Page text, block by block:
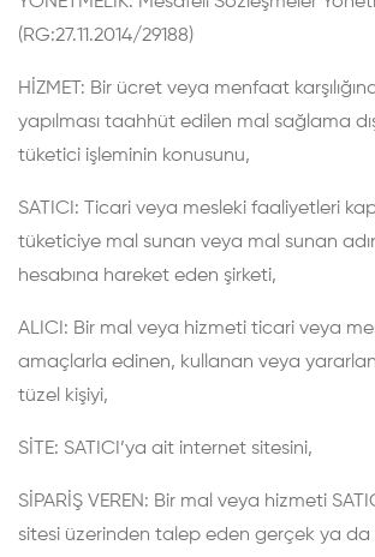
(RG:27.11.2014/29188)
HİZMET: Bir ücret veya menfaat
yapılması taahhüt edilen mal sağlama
tüketici işleminin konusunu,
SATICI: Ticari veya mesleki faaliyetleri
tüketiciye mal sunan veya mal sunan
hesabına hareket eden şirketi,
ALICI: Bir mal veya hizmeti ticari veya
amaçlarla edinen, kullanan veya
tüzel kişiyi,
SİTE: SATICI’ya ait internet sitesini,
SİPARİŞ VEREN: Bir mal veya hizmeti
sitesi üzerinden talep eden gerçek ya da